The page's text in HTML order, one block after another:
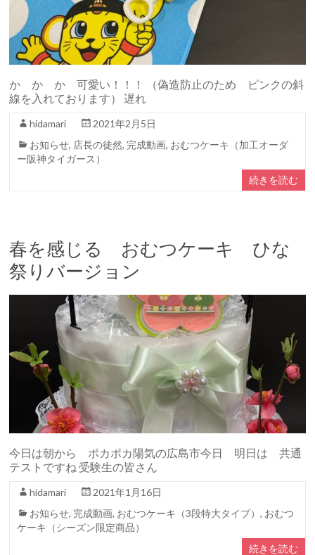
か か か 可愛い！！！ （偽造防止のため ピンクの斜
線を入れております） 遅れ
hidamari
2021年2月5日
お知らせ, 店長の徒然, 完成動画, おむつケーキ（加工オーダ
ー阪神タイガース）
続きを読む
春を感じる おむつケーキ ひな
祭りバージョン
今日は朝から ポカポカ陽気の広島市今日 明日は 共通
テストですね 受験生の皆さん
hidamari
2021年1月16日
お知らせ, 完成動画, おむつケーキ（3段特大タイプ）, おむつ
ケーキ（シーズン限定商品）
続きを読む